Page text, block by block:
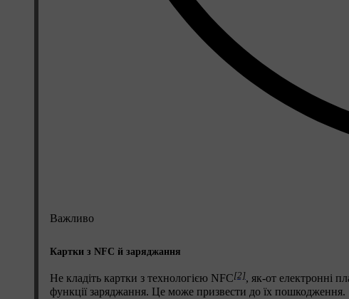
Важливо
Картки з NFC й заряджання
Не кладіть картки з технологією NFC[2], як-от електронні
функції заряджання. Це може призвести до їх пошкодження.